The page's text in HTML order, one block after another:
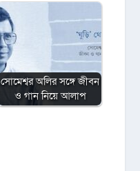
সোমেশ্বর অলির সঙ্গে জীবন
ও গান নিয়ে আলাপ